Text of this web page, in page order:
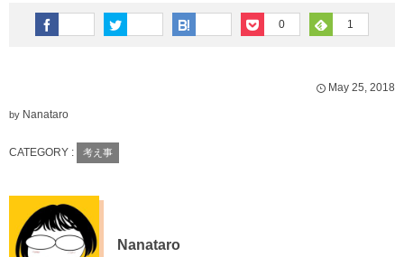
0 1
May 25, 2018
by Nanataro
CATEGORY : 考え事
Nanataro